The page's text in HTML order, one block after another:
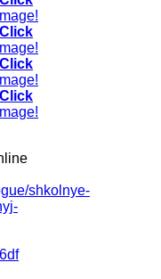
Click
Click
Click
shkolnye-